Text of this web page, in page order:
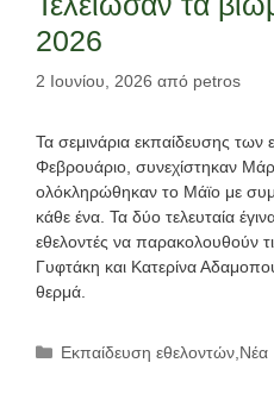
2026
2 Ιουνίου, 2026 από petros
Τα σεμινάρια εκπαίδευσης των
Φεβρουάριο, συνεχίστηκαν
ολόκληρώθηκαν το Μάϊο με
κάθε ένα. Τα δύο τελευταία
εθελοντές να παρακολουθούν
Γυφτάκη και Κατερίνα
θερμά.
Κατηγορίες
Εκπαίδευση εθελοντών Νέα